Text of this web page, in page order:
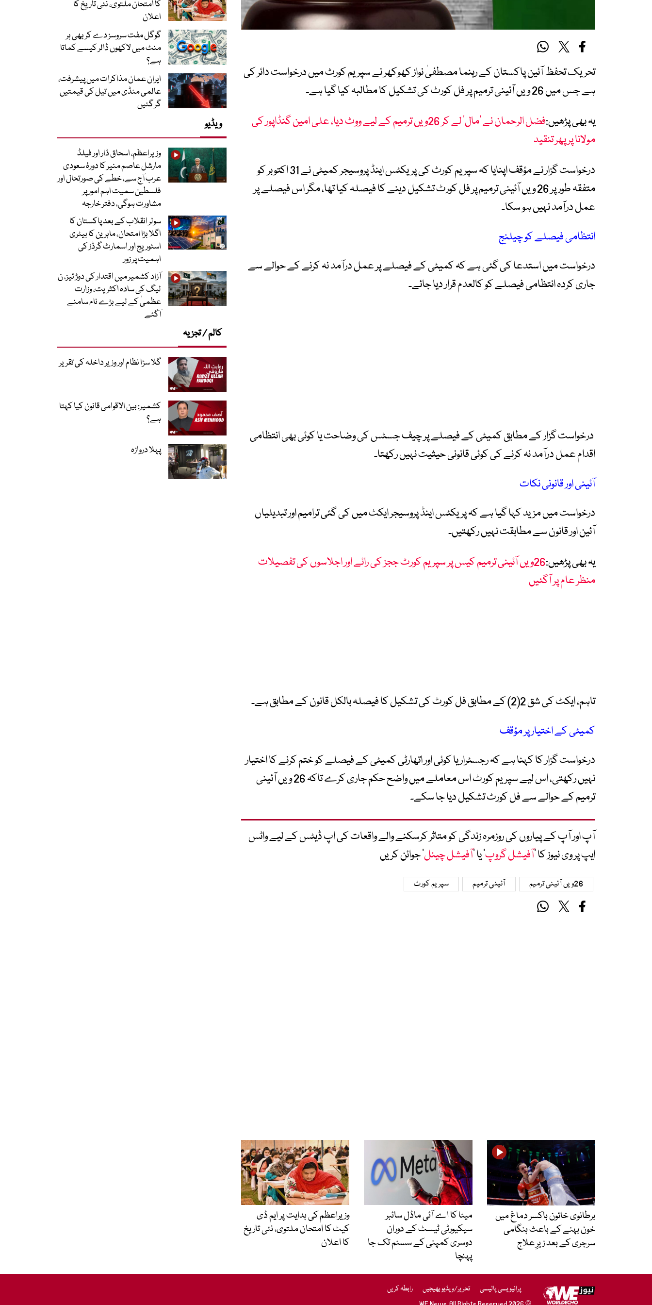
تحریک تحفظ آئین پاکستان کے رہنما مصطفیٰ نواز کھوکھر نے سپریم کورٹ میں درخواست دائر کی
ہے جس میں 26 ویں آئینی ترمیم پر فل کورٹ کی تشکیل کا مطالبہ کیا گیا ہے۔
یہ بھی پڑھیں:
فضل الرحمان نے ’مال‘ لے کر 26ویں ترمیم کے لیے ووٹ دیا، علی امین گنڈاپور کی
مولانا پر پھر تنقید
درخواست گزار نے مؤقف اپنایا کہ سپریم کورٹ کی پریکٹس اینڈ پروسیجر کمیٹی نے 31 اکتوبر کو
متفقہ طور پر 26 ویں آئینی ترمیم پر فل کورٹ تشکیل دینے کا فیصلہ کیا تھا، مگر اس فیصلے پر
عمل درآمد نہیں ہو سکا۔
انتظامی فیصلے کو چیلنج
درخواست میں استدعا کی گئی ہے کہ کمیٹی کے فیصلے پر عمل درآمد نہ کرنے کے حوالے سے
جاری کردہ انتظامی فیصلے کو کالعدم قرار دیا جائے۔
درخواست گزار کے مطابق کمیٹی کے فیصلے پر چیف جسٹس کی وضاحت یا کوئی بھی انتظامی
اقدام عمل درآمد نہ کرنے کی کوئی قانونی حیثیت نہیں رکھتا۔
آئینی اور قانونی نکات
درخواست میں مزید کہا گیا ہے کہ پریکٹس اینڈ پروسیجر ایکٹ میں کی گئی ترامیم اور تبدیلیاں
آئین اور قانون سے مطابقت نہیں رکھتیں۔
یہ بھی پڑھیں:
26ویں آئینی ترمیم کیس پر سپریم کورٹ ججز کی رائے اور اجلاسوں کی تفصیلات
منظر عام پر آگئیں
تاہم، ایکٹ کی شق 2(2) کے مطابق فل کورٹ کی تشکیل کا فیصلہ بالکل قانون کے مطابق ہے۔
کمیٹی کے اختیار پر مؤقف
درخواست گزار کا کہنا ہے کہ رجسٹرار یا کوئی اور اتھارٹی کمیٹی کے فیصلے کو ختم کرنے کا اختیار
نہیں رکھتی، اس لیے سپریم کورٹ اس معاملے میں واضح حکم جاری کرے تاکہ 26 ویں آئینی
ترمیم کے حوالے سے فل کورٹ تشکیل دیا جا سکے۔
آپ اور آپ کے پیاروں کی روزمرہ زندگی کو متاثر کرسکنے والے واقعات کی اپ ڈیٹس کے لیے واٹس
ایپ پر وی نیوز کا ’آفیشل گروپ‘ یا ’آفیشل چینل‘ جوائن کریں
26ویں آئینی ترمیم آئینی ترمیم سپریم کورٹ
برطانوی خاتون باکسر دماغ میں
خون بہنے کے باعث ہنگامی
سرجری کے بعد زیرِ علاج
میٹا کا اے آئی ماڈل سائبر
سیکیورٹی ٹیسٹ کے دوران
دوسری کمپنی کے سسٹم تک جا
پہنچا
وزیراعظم کی ہدایت پر ایم ڈی
کیٹ کا امتحان ملتوی، نئی تاریخ
کا اعلان
کا امتحان ملتوی، نئی تاریخ کا
اعلان
گوگل مفت سروسز دے کر بھی ہر
منٹ میں لاکھوں ڈالر کیسے کماتا
ہے؟
ایران عمان مذاکرات میں پیشرفت،
عالمی منڈی میں تیل کی قیمتیں
گر گئیں
ویڈیو
وزیراعظم، اسحاق ڈار اور فیلڈ
مارشل عاصم منیر کا دورۂ سعودی
عرب آج سے، خطے کی صورتحال اور
فلسطین سمیت اہم امور پر
مشاورت ہوگی، دفتر خارجہ
سولر انقلاب کے بعد پاکستان کا
اگلا بڑا امتحان، ماہرین کا بیٹری
اسٹوریج اور اسمارٹ گرڈز کی
اہمیت پر زور
آزاد کشمیر میں اقتدار کی دوڑ تیز، ن
لیگ کی سادہ اکثریت، وزارت
عظمیٰ کے لیے بڑے نام سامنے
آگئے
کالم / تجزیہ
گلا سڑا نظام اور وزیر داخلہ کی تقریر
کشمیر: بین الاقوامی قانون کیا کہتا
ہے؟
پہلا دروازہ
پرائیویسی پالیسی تحریر/ویڈیو بھیجیں
رابطہ کریں